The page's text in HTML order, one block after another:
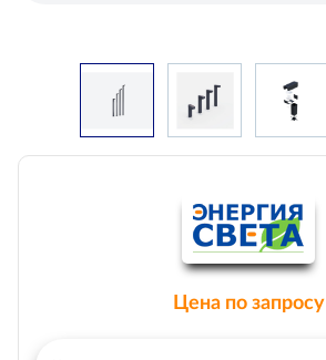
Цена по запросу